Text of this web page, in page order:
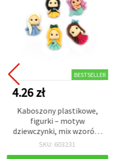
BESTSELLER
4.26 zł
Kaboszony plastikowe,
figurki – motyw
dziewczynki, mix wzorów,
2,5–2,6 cm, zestaw 5 szt.
SKU: 603231